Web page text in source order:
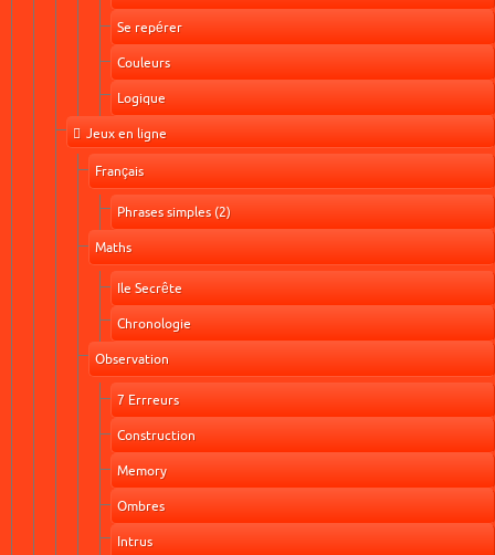
Se repérer
Couleurs
Logique
Jeux en ligne
Français
Phrases simples (2)
Maths
Ile Secrête
Chronologie
Observation
7 Errreurs
Construction
Memory
Ombres
Intrus